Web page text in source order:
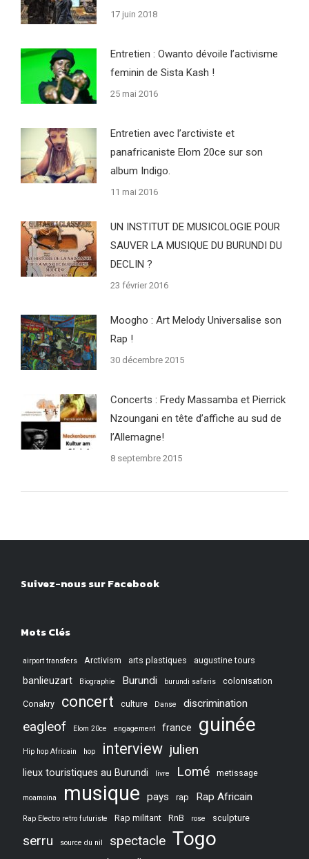
17 juin 2018
Entretien : Owanto dévoile l’activisme
feminin de Sista Kash !
25 mai 2016
Entretien avec l’arctiviste et
panafricaniste Elom 20ce sur son
album Indigo.
11 mai 2016
UN INSTITUT DE MUSICOLOGIE POUR
SAUVER LA MUSIQUE DU BURUNDI DU
DECLIN ?
23 février 2016
Moogho : Art Melody Universalise son
Rap !
30 décembre 2015
Concerts : Fredy Massamba et Pierrick
Nzoungani en tête d’affiche au sud de
l’Allemagne!
8 septembre 2015
Suivez-nous sur Facebook
Mots Clés
airport transfers Arctivism arts plastiques augustine tours
banlieuzart Biographie Burundi burundi safaris colonisation
Conakry concert culture Danse discrimination
eagleof Elom 20ce engagement france guinée
Hip hop Africain hop interview julien
lieux touristiques au Burundi livre Lomé metissage
moamoina musique pays rap Rap Africain
Rap Electro retro futuriste Rap militant RnB rose sculpture
serru source du nil spectacle Togo